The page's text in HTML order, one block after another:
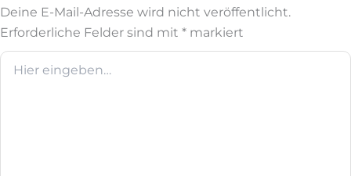
Deine E-Mail-Adresse wird nicht veröffentlicht.
Erforderliche Felder sind mit * markiert
Hier
eingeben…